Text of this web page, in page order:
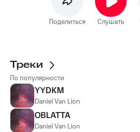
Поделиться Слушать
Треки
По популярности
YYDKM
Daniel Van Lion
OBLATTA
Daniel Van Lion